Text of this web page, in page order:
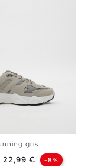
gris
Precio
22,99 € -8%